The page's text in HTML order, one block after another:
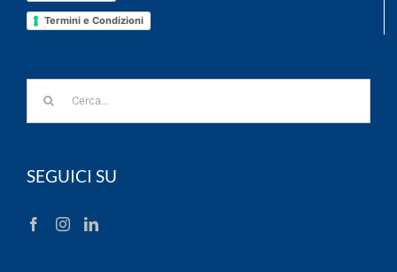
Termini e Condizioni
Cerca
per:
SEGUICI SU